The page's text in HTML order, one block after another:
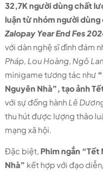
32,7K người dùng chất
luận từ nhóm người
Zalopay Year End Fes
với dàn nghệ sĩ đình đám
Pháp, Lou Hoàng, Ngô
minigame tương tác như
Nguyên Nhà”, tạo ảnh
với sự đồng hành Lê
thu hút được lượng thảo
mạng xã hội.
Đặc biệt, Phim ngắn
Nhà” kết hợp với đạo